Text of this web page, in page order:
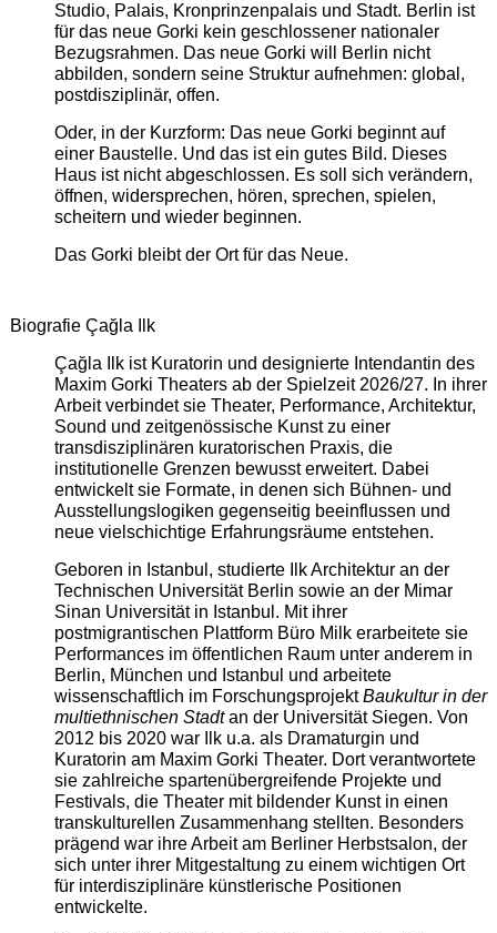
Studio, Palais, Kronprinzenpalais und Stadt. Berlin ist
für das neue Gorki kein geschlossener nationaler
Bezugsrahmen. Das neue Gorki will Berlin nicht
abbilden, sondern seine Struktur aufnehmen: global,
postdisziplinär, offen.
Oder, in der Kurzform: Das neue Gorki beginnt auf
einer Baustelle. Und das ist ein gutes Bild. Dieses
Haus ist nicht abgeschlossen. Es soll sich verändern,
öffnen, widersprechen, hören, sprechen, spielen,
scheitern und wieder beginnen.
Das Gorki bleibt der Ort für das Neue.
Biografie Çağla Ilk
Çağla Ilk ist Kuratorin und designierte Intendantin des
Maxim Gorki Theaters ab der Spielzeit 2026/27. In ihrer
Arbeit verbindet sie Theater, Performance, Architektur,
Sound und zeitgenössische Kunst zu einer
transdisziplinären kuratorischen Praxis, die
institutionelle Grenzen bewusst erweitert. Dabei
entwickelt sie Formate, in denen sich Bühnen- und
Ausstellungslogiken gegenseitig beeinflussen und
neue vielschichtige Erfahrungsräume entstehen.
Geboren in Istanbul, studierte Ilk Architektur an der
Technischen Universität Berlin sowie an der Mimar
Sinan Universität in Istanbul. Mit ihrer
postmigrantischen Plattform Büro Milk erarbeitete sie
Performances im öffentlichen Raum unter anderem in
Berlin, München und Istanbul und arbeitete
wissenschaftlich im ForschungsprojektBaukultur in der
multiethnischen Stadtan der Universität Siegen. Von
2012 bis 2020 war Ilk u.a. als Dramaturgin und
Kuratorin am Maxim Gorki Theater. Dort verantwortete
sie zahlreiche spartenübergreifende Projekte und
Festivals, die Theater mit bildender Kunst in einen
transkulturellen Zusammenhang stellten. Besonders
prägend war ihre Arbeit am Berliner Herbstsalon, der
sich unter ihrer Mitgestaltung zu einem wichtigen Ort
für interdisziplinäre künstlerische Positionen
entwickelte.